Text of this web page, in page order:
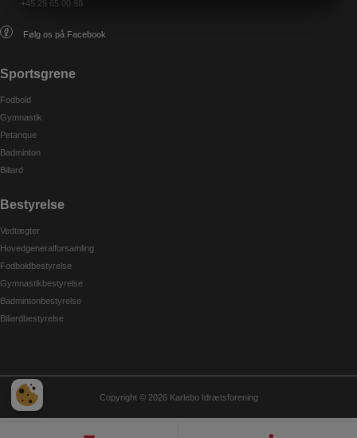
+45 29 65 00 98
Følg os på Facebook
Sportsgrene
Fodbold
Gymnastik
Petanque
Badminton
Biliard
Bestyrelse
Vedtægter
Hovedgeneralforsamling
Fodboldbestyrelse
Gymnastikbestyrelse
Badmintonbestyrelse
Biliardbestyrelse
Copyright © 2026 Karlebo Idrætsforening